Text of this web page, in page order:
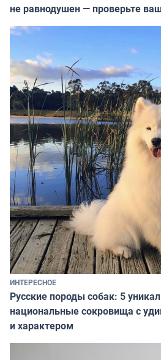
не равнодушен — проверьте
ИНТЕРЕСНОЕ
Русские породы собак: 5
национальные сокровища с
и характером